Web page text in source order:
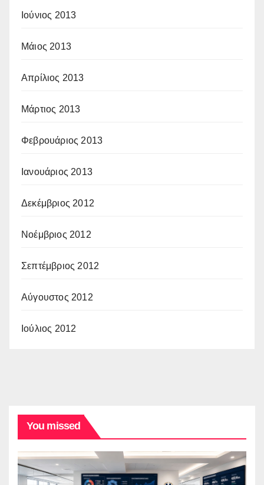
Ιούνιος 2013
Μάιος 2013
Απρίλιος 2013
Μάρτιος 2013
Φεβρουάριος 2013
Ιανουάριος 2013
Δεκέμβριος 2012
Νοέμβριος 2012
Σεπτέμβριος 2012
Αύγουστος 2012
Ιούλιος 2012
You missed